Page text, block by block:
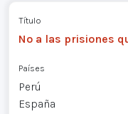
Título
No a las prisiones
Países
Perú
España